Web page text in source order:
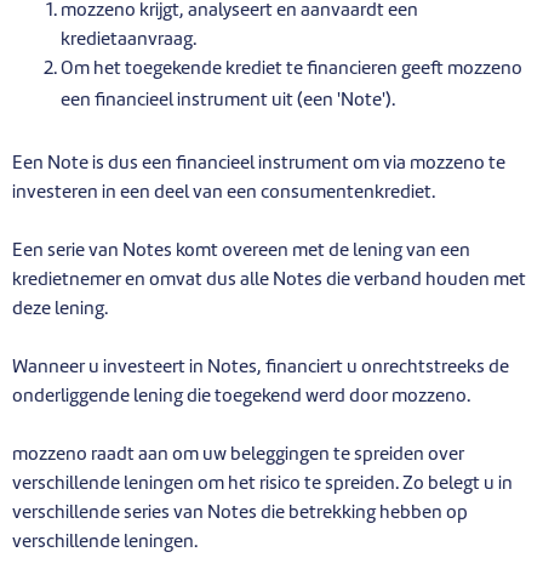
mozzeno krijgt, analyseert en aanvaardt een
kredietaanvraag.
Om het toegekende krediet te financieren geeft mozzeno
een financieel instrument uit (een 'Note').
Een Note is dus een financieel instrument om via mozzeno te
investeren in een deel van een consumentenkrediet.
Een serie van Notes komt overeen met de lening van een
kredietnemer en omvat dus alle Notes die verband houden met
deze lening.
Wanneer u investeert in Notes, financiert u onrechtstreeks de
onderliggende lening die toegekend werd door mozzeno.
mozzeno raadt aan om uw beleggingen te spreiden over
verschillende leningen om het risico te spreiden. Zo belegt u in
verschillende series van Notes die betrekking hebben op
verschillende leningen.